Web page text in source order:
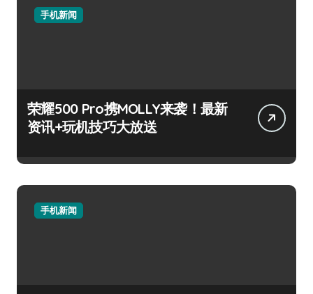
手机新闻
荣耀500 Pro携MOLLY来袭！最新
资讯+玩机技巧大放送
手机新闻